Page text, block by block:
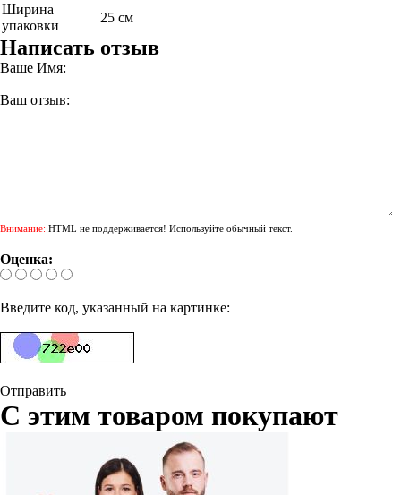
Ширина
упаковки
25 см
Написать отзыв
Ваше Имя:
Ваш отзыв:
Внимание: HTML не поддерживается! Используйте обычный текст.
Оценка:
Введите код, указанный на картинке:
Отправить
С этим товаром покупают